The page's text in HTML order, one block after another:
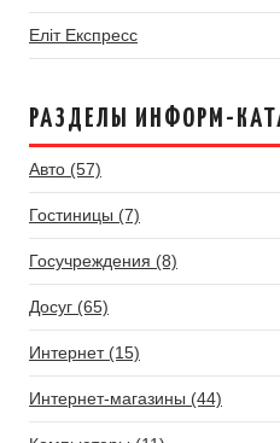
Еліт Експресс
РАЗДЕЛЫ ИНФОРМ-
Авто (57)
Гостиницы (7)
Госучреждения (8)
Досуг (65)
Интернет (15)
Интернет-магазины (44)